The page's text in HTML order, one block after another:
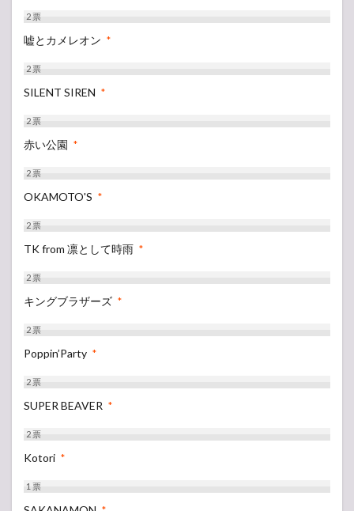
2票
嘘とカメレオン *
2票
SILENT SIREN *
2票
赤い公園 *
2票
OKAMOTO'S *
2票
TK from 凛として時雨 *
2票
キングブラザーズ *
2票
Poppin’Party *
2票
SUPER BEAVER *
2票
Kotori *
1票